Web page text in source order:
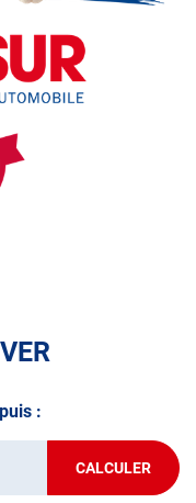
:
CALCULER
JUSQU'AU
POINT